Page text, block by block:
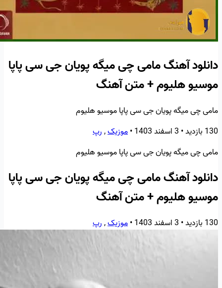
دانلود آهنگ مامی چی میگه پویان جی سی پاپا
موسیو هلیوم + متن آهنگ
مامی چی میگه پویان جی سی پاپا موسیو هلیوم
130 بازدید
• 3 اسفند 1403 •موزیک,رپ
مامی چی میگه پویان جی سی پاپا موسیو هلیوم
دانلود آهنگ مامی چی میگه پویان جی سی پاپا
موسیو هلیوم + متن آهنگ
130 بازدید • 3 اسفند 1403 •موزیک,رپ